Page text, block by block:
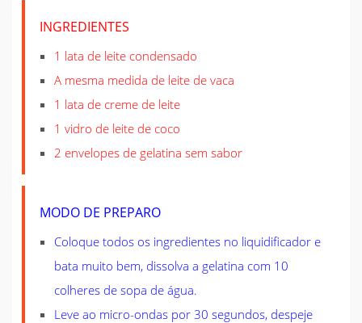
INGREDIENTES
1 lata de leite condensado
A mesma medida de leite de vaca
1 lata de creme de leite
1 vidro de leite de coco
2 envelopes de gelatina sem sabor
MODO DE PREPARO
Coloque todos os ingredientes no liquidificador e
bata muito bem, dissolva a gelatina com 10
colheres de sopa de água.
Leve ao micro-ondas por 30 segundos, despeje